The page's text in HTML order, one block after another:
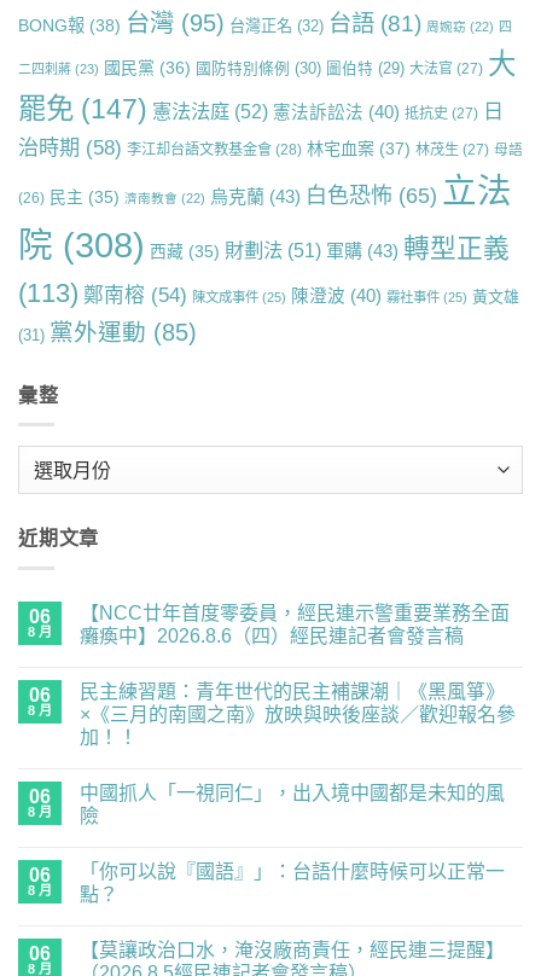
BONG報 (38) 台灣 (95) 台灣正名 (32) 台語 (81) 周婉窈 (22) 四
二四刺蔣 (23) 國民黨 (36) 國防特別條例 (30) 圖伯特 (29) 大法官 (27) 大
罷免 (147) 憲法法庭 (52) 憲法訴訟法 (40) 抵抗史 (27) 日
治時期 (58) 李江却台語文教基金會 (28) 林宅血案 (37) 林茂生 (27) 母語
(26) 民主 (35) 濟南教會 (22) 烏克蘭 (43) 白色恐怖 (65) 立法
院 (308) 西藏 (35) 財劃法 (51) 軍購 (43) 轉型正義
(113) 鄭南榕 (54) 陳文成事件 (25) 陳澄波 (40) 霧社事件 (25) 黃文雄
(31) 黨外運動 (85)
彙整
近期文章
06
8 月
【NCC廿年首度零委員，經民連示警重要業務全面
癱瘓中】2026.8.6（四）經民連記者會發言稿
廿
首
度
員，
經
民
要
留
言
06
8 月
民主練習題：青年世代的民主補課潮｜《黑風箏》
×《三月的南國之南》放映與映後座談／歡迎報名參
加！！
主
練
習
世
代
留
言
06
8 月
中國抓人「一視同仁」，出入境中國都是未知的風
險
抓
人
仁」，
言
06
8 月
「你可以說『國語』」：台語什麼時候可以正常一
點？
06
8 月
【莫讓政治口水，淹沒廠商責任，經民連三提醒】